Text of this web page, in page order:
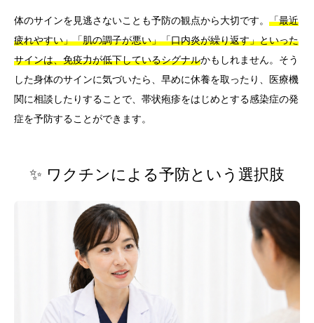
体のサインを見逃さないことも予防の観点から大切です。 「最近
疲れやすい」「肌の調子が悪い」「口内炎が繰り返す」といった
サインは、免疫力が低下しているシグナルかもしれません。そう
した身体のサインに気づいたら、早めに休養を取ったり、医療機
関に相談したりすることで、帯状疱疹をはじめとする感染症の発
症を予防することができます。
✨ ワクチンによる予防という選択肢